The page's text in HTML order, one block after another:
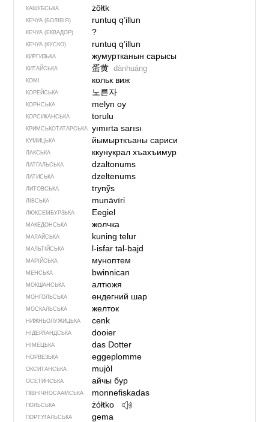
КАШУБСЬКА żôłtk
КЕЧУА (БОЛІВІЯ) runtuq q’illun
КЕЧУА (ЕКВАДОР) ?
КЕЧУА (КУСКО) runtuq q’illun
КИРГИЗЬКА жумуртканын сарысы
КИТАЙСЬКА 蛋黄 dànhuáng
КОМІ кольк виж
КОРЕЙСЬКА 노른자
КОРНСЬКА melyn oy
КОРСИКАНСЬКА torulu
КРИМСЬКОТАТАРСЬКА yımırta sarısı
КУМИЦЬКА йымырткъаны сариси
ЛАКСЬКА ккунукрал хъахъимур
ЛАТГАЛЬСЬКА dzaltonums
ЛАТИСЬКА dzeltenums
ЛИТОВСЬКА trynỹs
ЛІВСЬКА munāvīri
ЛЮКСЕМБУРЗЬКА Eegiel
МАКЕДОНСЬКА жолчка
МАЛАЙСЬКА kuning telur
МАЛЬТІЙСЬКА l-isfar tal-bajd
МАРІЙСЬКА муноптем
МЕНСЬКА bwinnican
МОКШАНСЬКА алтюжя
МОНГОЛЬСЬКА өндөгний шар
МОСКАЛЬСЬКА желток
НИЖНЬОЛУЖИЦЬКА cenk
НІДЕРЛАНДСЬКА dooier
НІМЕЦЬКА das Dotter
НОРВЕЗЬКА eggeplomme
ОКСИТАНСЬКА mujòl
ОСЕТИНСЬКА айчы бур
ПІВНІЧНОСААМСЬКА monnefiskadas
ПОЛЬСЬКА żółtko
ПОРТУГАЛЬСЬКА gema